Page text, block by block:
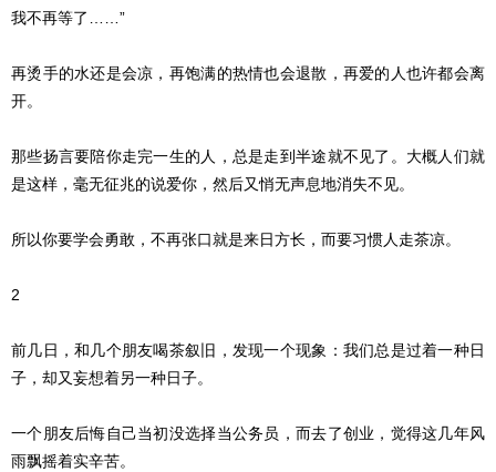
我不再等了……”
再烫手的水还是会凉，再饱满的热情也会退散，再爱的人也许都会离
开。
那些扬言要陪你走完一生的人，总是走到半途就不见了。大概人们就
是这样，毫无征兆的说爱你，然后又悄无声息地消失不见。
所以你要学会勇敢，不再张口就是来日方长，而要习惯人走茶凉。
2
前几日，和几个朋友喝茶叙旧，发现一个现象：我们总是过着一种日
子，却又妄想着另一种日子。
一个朋友后悔自己当初没选择当公务员，而去了创业，觉得这几年风
雨飘摇着实辛苦。